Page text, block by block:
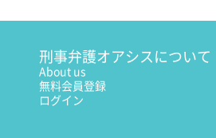
刑事弁護オアシスについて
About us
無料会員登録
ログイン